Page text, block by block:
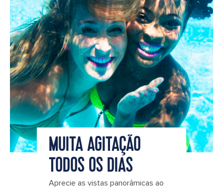
MUITA AGITAÇÃO
TODOS OS DIAS
Aprecie as vistas panorâmicas ao